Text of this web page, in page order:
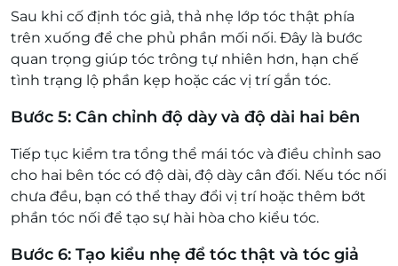
Sau khi cố định tóc giả, thả nhẹ lớp tóc thật phía
trên xuống để che phủ phần mối nối. Đây là bước
quan trọng giúp tóc trông tự nhiên hơn, hạn chế
tình trạng lộ phần kẹp hoặc các vị trí gắn tóc.
Bước 5: Cân chỉnh độ dày và độ dài hai bên
Tiếp tục kiểm tra tổng thể mái tóc và điều chỉnh sao
cho hai bên tóc có độ dài, độ dày cân đối. Nếu tóc nối
chưa đều, bạn có thể thay đổi vị trí hoặc thêm bớt
phần tóc nối để tạo sự hài hòa cho kiểu tóc.
Bước 6: Tạo kiểu nhẹ để tóc thật và tóc giả